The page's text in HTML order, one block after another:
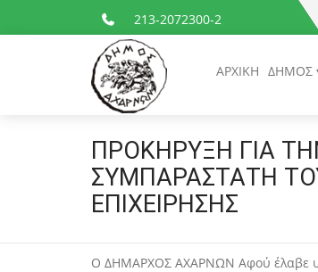
213-2072300-2
ΑΡΧΙΚΗ ΔΗΜΟΣ
ΠΡΟΚΗΡΥΞΗ ΓΙΑ
ΣΥΜΠΑΡΑΣΤΑΤΗ
ΕΠΙΧΕΙΡΗΣΗΣ
Ο ΔΗΜΑΡΧΟΣ ΑΧΑΡΝΩΝ Αφού έλαβε